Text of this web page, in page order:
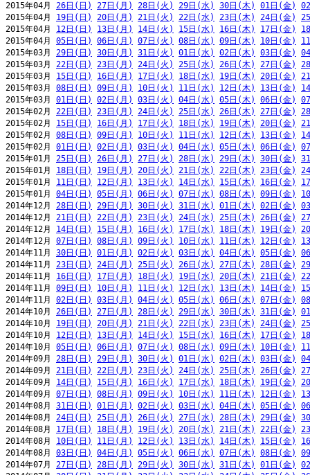
2015年04月 26日(日) 27日(月) 28日(火) 29日(水) 30日(木) 01日(金)
2015年04月 19日(日) 20日(月) 21日(火) 22日(水) 23日(木) 24日(金)
2015年04月 12日(日) 13日(月) 14日(火) 15日(水) 16日(木) 17日(金)
2015年04月 05日(日) 06日(月) 07日(火) 08日(水) 09日(木) 10日(金)
2015年03月 29日(日) 30日(月) 31日(火) 01日(水) 02日(木) 03日(金)
2015年03月 22日(日) 23日(月) 24日(火) 25日(水) 26日(木) 27日(金)
2015年03月 15日(日) 16日(月) 17日(火) 18日(水) 19日(木) 20日(金)
2015年03月 08日(日) 09日(月) 10日(火) 11日(水) 12日(木) 13日(金)
2015年03月 01日(日) 02日(月) 03日(火) 04日(水) 05日(木) 06日(金)
2015年02月 22日(日) 23日(月) 24日(火) 25日(水) 26日(木) 27日(金)
2015年02月 15日(日) 16日(月) 17日(火) 18日(水) 19日(木) 20日(金)
2015年02月 08日(日) 09日(月) 10日(火) 11日(水) 12日(木) 13日(金)
2015年02月 01日(日) 02日(月) 03日(火) 04日(水) 05日(木) 06日(金)
2015年01月 25日(日) 26日(月) 27日(火) 28日(水) 29日(木) 30日(金)
2015年01月 18日(日) 19日(月) 20日(火) 21日(水) 22日(木) 23日(金)
2015年01月 11日(日) 12日(月) 13日(火) 14日(水) 15日(木) 16日(金)
2015年01月 04日(日) 05日(月) 06日(火) 07日(水) 08日(木) 09日(金)
2014年12月 28日(日) 29日(月) 30日(火) 31日(水) 01日(木) 02日(金)
2014年12月 21日(日) 22日(月) 23日(火) 24日(水) 25日(木) 26日(金)
2014年12月 14日(日) 15日(月) 16日(火) 17日(水) 18日(木) 19日(金)
2014年12月 07日(日) 08日(月) 09日(火) 10日(水) 11日(木) 12日(金)
2014年11月 30日(日) 01日(月) 02日(火) 03日(水) 04日(木) 05日(金)
2014年11月 23日(日) 24日(月) 25日(火) 26日(水) 27日(木) 28日(金)
2014年11月 16日(日) 17日(月) 18日(火) 19日(水) 20日(木) 21日(金)
2014年11月 09日(日) 10日(月) 11日(火) 12日(水) 13日(木) 14日(金)
2014年11月 02日(日) 03日(月) 04日(火) 05日(水) 06日(木) 07日(金)
2014年10月 26日(日) 27日(月) 28日(火) 29日(水) 30日(木) 31日(金)
2014年10月 19日(日) 20日(月) 21日(火) 22日(水) 23日(木) 24日(金)
2014年10月 12日(日) 13日(月) 14日(火) 15日(水) 16日(木) 17日(金)
2014年10月 05日(日) 06日(月) 07日(火) 08日(水) 09日(木) 10日(金)
2014年09月 28日(日) 29日(月) 30日(火) 01日(水) 02日(木) 03日(金)
2014年09月 21日(日) 22日(月) 23日(火) 24日(水) 25日(木) 26日(金)
2014年09月 14日(日) 15日(月) 16日(火) 17日(水) 18日(木) 19日(金)
2014年09月 07日(日) 08日(月) 09日(火) 10日(水) 11日(木) 12日(金)
2014年08月 31日(日) 01日(月) 02日(火) 03日(水) 04日(木) 05日(金)
2014年08月 24日(日) 25日(月) 26日(火) 27日(水) 28日(木) 29日(金)
2014年08月 17日(日) 18日(月) 19日(火) 20日(水) 21日(木) 22日(金)
2014年08月 10日(日) 11日(月) 12日(火) 13日(水) 14日(木) 15日(金)
2014年08月 03日(日) 04日(月) 05日(火) 06日(水) 07日(木) 08日(金)
2014年07月 27日(日) 28日(月) 29日(火) 30日(水) 31日(木) 01日(金)